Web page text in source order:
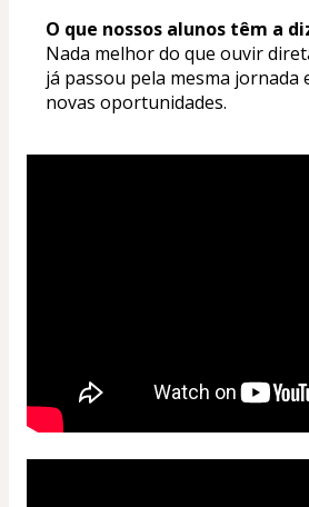
O que nossos alunos têm a
Nada melhor do que ouvir
já passou pela mesma jornada
novas oportunidades.